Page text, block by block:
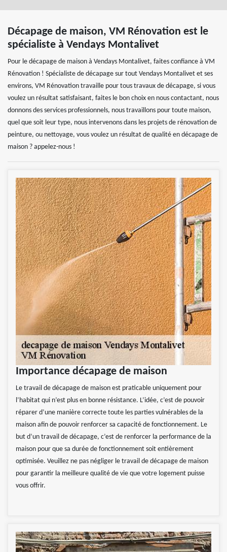
Décapage de maison, VM Rénovation est le
spécialiste à Vendays Montalivet
Pour le décapage de maison à Vendays Montalivet, faites confiance à VM
Rénovation ! Spécialiste de décapage sur tout Vendays Montalivet et ses
environs, VM Rénovation travaille pour tous travaux de décapage, si vous
voulez un résultat satisfaisant, faites le bon choix en nous contactant, nous
donnons des services professionnels, nous travaillons pour toute maison,
quel que soit leur type, nous intervenons dans les projets de rénovation de
peinture, ou nettoyage, vous voulez un résultat de qualité en décapage de
maison ? appelez-nous !
Importance décapage de maison
Le travail de décapage de maison est praticable uniquement pour
l’habitat qui n’est plus en bonne résistance. L’idée, c’est de pouvoir
réparer d’une manière correcte toute les parties vulnérables de la
maison afin de pouvoir renforcer sa capacité de fonctionnement. Le
but d’un travail de décapage, c’est de renforcer la performance de la
maison pour que sa durée de fonctionnement soit entièrement
optimisée. Veuillez ne pas négliger le travail de décapage de maison
pour garantir la meilleure qualité de vie que votre logement puisse
vous offrir.